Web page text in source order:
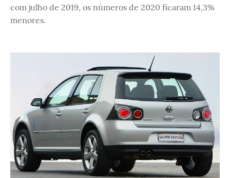
com julho de 2019, os números de 2020 ficaram 14,3%
menores.